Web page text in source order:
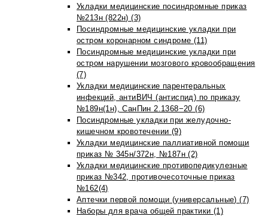
Укладки медицинские посиндромные приказ
№213н (822н) (3)
Посиндромные медицинские укладки при
остром коронарном синдроме (11)
Посиндромные медицинские укладки при
остром нарушении мозгового кровообращения
(7)
Укладки медицинские парентеральных
инфекций, антиВИЧ (антиспид) по приказу
№189н(1н), СанПин 2.1368−20 (6)
Посиндромные укладки при желудочно-
кишечном кровотечении (9)
Укладки медицинские паллиативной помощи
приказ № 345н/372н, №187н (2)
Укладки медицинские противопедикулезные
приказ №342, противочесоточные приказ
№162(4)
Аптечки первой помощи (универсальные) (7)
Наборы для врача общей практики (1)